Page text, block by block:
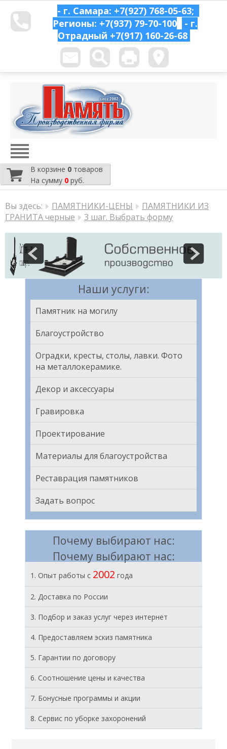
- г. Самара: +7(927) 768-05-63;
Регионы: +7(937) 79-70-100
- г.
Отрадный +7(917) 160-26-68
В корзине 0 товаров
На сумму 0 руб.
Вы здесь: ПАМЯТНИКИ-ЦЕНЫ
ПАМЯТНИКИ ИЗ
ГРАНИТА черные
3 шаг. Выбрать форму
Наши услуги:
Памятник на могилу
Благоустройство
Оградки, кресты, столы, лавки. Фото
на металлокерамике.
Декор и аксессуары
Гравировка
Проектирование
Материалы для благоустройства
Реставрация памятников
Задать вопрос
Почему выбирают нас:
Почему выбирают нас:
1. Опыт работы с 2002 года
2. Доставка по России
3. Подбор и заказ услуг через интернет
4. Предоставляем эскиз памятника
5. Гарантии по договору
6. Соотношение цены и качества
7. Бонусные программы и акции
8. Cервис по уборке захоронений